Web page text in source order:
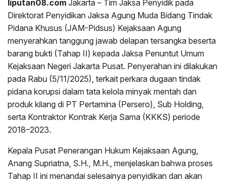
liputan08.com Jakarta – Tim Jaksa Penyidik pada
Direktorat Penyidikan Jaksa Agung Muda Bidang Tindak
Pidana Khusus (JAM-Pidsus) Kejaksaan Agung
menyerahkan tanggung jawab delapan tersangka beserta
barang bukti (Tahap II) kepada Jaksa Penuntut Umum
Kejaksaan Negeri Jakarta Pusat. Penyerahan ini dilakukan
pada Rabu (5/11/2025), terkait perkara dugaan tindak
pidana korupsi dalam tata kelola minyak mentah dan
produk kilang di PT Pertamina (Persero), Sub Holding,
serta Kontraktor Kontrak Kerja Sama (KKKS) periode
2018–2023.
Kepala Pusat Penerangan Hukum Kejaksaan Agung,
Anang Supriatna, S.H., M.H., menjelaskan bahwa proses
Tahap II ini menandai selesainya penyidikan dan akan